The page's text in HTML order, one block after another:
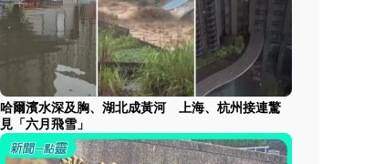
哈爾濱水深及胸、湖北成黃河 上海、杭州接連驚
見「六月飛雪」